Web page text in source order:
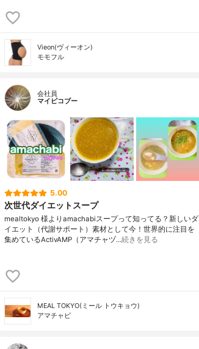
Vieon(ヴィーオン)
モモフル
会社員
マイピコブー
5.00
次世代ダイエットスープ
mealtokyo 様よりamachabiスープって知ってる？新しいダ
イエット（代謝サポート）素材として今！世界的に注目を
集めているActivAMP（アマチャヅ…続きを見る
MEAL TOKYO(ミール トウキョウ)
アマチャビ